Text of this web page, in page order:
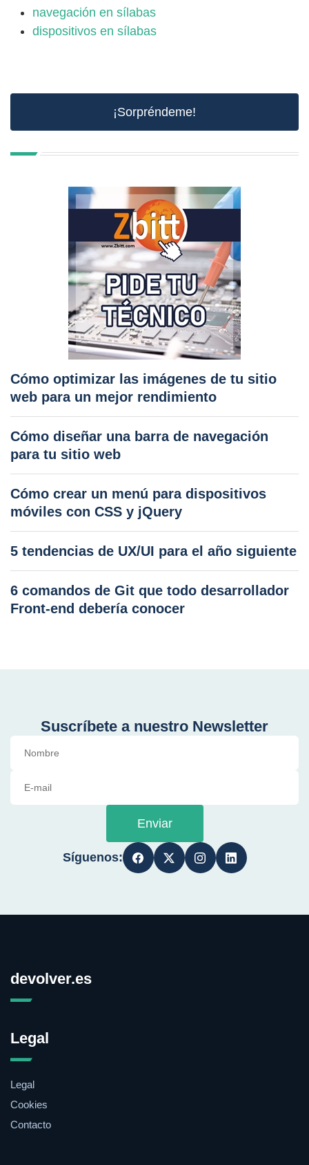
navegación en sílabas
dispositivos en sílabas
¡Sorpréndeme!
Cómo optimizar las imágenes de tu sitio
web para un mejor rendimiento
Cómo diseñar una barra de navegación
para tu sitio web
Cómo crear un menú para dispositivos
móviles con CSS y jQuery
5 tendencias de UX/UI para el año siguiente
6 comandos de Git que todo desarrollador
Front-end debería conocer
Suscríbete a nuestro Newsletter
Enviar
Síguenos:
devolver.es
Legal
Legal
Cookies
Contacto